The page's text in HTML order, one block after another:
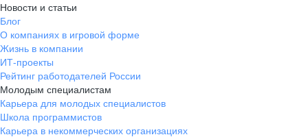
Новости и статьи
Блог
О компаниях в игровой форме
Жизнь в компании
ИТ-проекты
Рейтинг работодателей России
Молодым специалистам
Карьера для молодых специалистов
Школа программистов
Карьера в некоммерческих организациях